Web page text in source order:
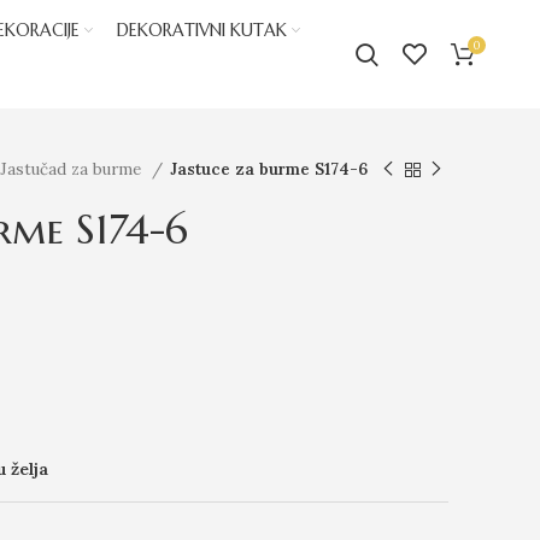
DEKORATIVNI KUTAK
0
Jastučad za burme Jastuce za burme S174-6
S174-6
želja